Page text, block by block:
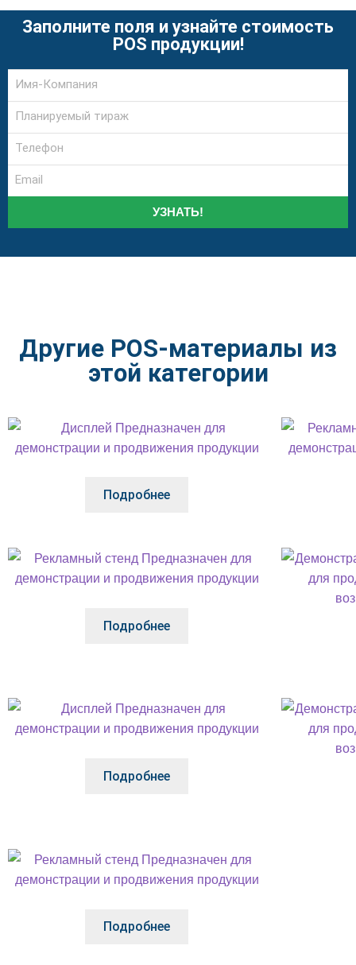
Заполните поля и узнайте стоимость
POS продукции!
УЗНАТЬ!
Другие POS-материалы из
этой категории
Подробнее
Подробнее
Подробнее
Подробнее